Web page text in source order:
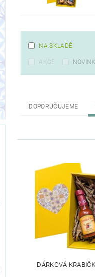
NA SKLADĚ
AKCE
DOPORUČUJEME
DÁRKOVÁ